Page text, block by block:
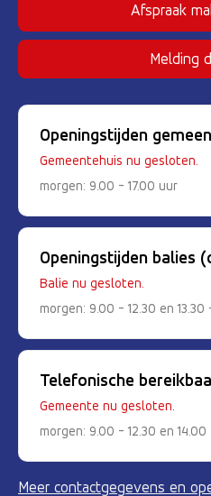
Afspraak
Melding
Openingstijden
Gemeentehuis nu gesloten.
morgen: 9.00 - 17.00 uur
Openingstijden balies
Balie nu gesloten.
morgen: 9.00 - 12.30 en 13.30
Telefonische
Gemeente nu gesloten.
morgen: 9.00 - 12.30 en 14.00
Meer contactgegevens en